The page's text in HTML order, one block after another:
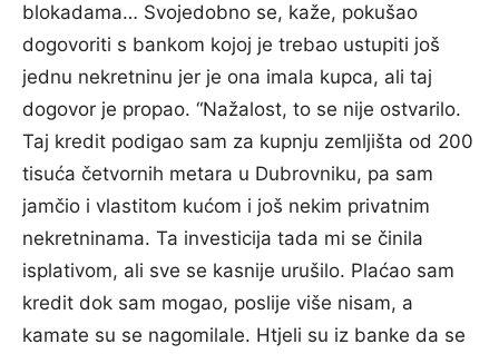
blokadama… Svojedobno se, kaže, pokušao
dogovoriti s bankom kojoj je trebao ustupiti još
jednu nekretninu jer je ona imala kupca, ali taj
dogovor je propao. “Nažalost, to se nije ostvarilo.
Taj kredit podigao sam za kupnju zemljišta od 200
tisuća četvornih metara u Dubrovniku, pa sam
jamčio i vlastitom kućom i još nekim privatnim
nekretninama. Ta investicija tada mi se činila
isplativom, ali sve se kasnije urušilo. Plaćao sam
kredit dok sam mogao, poslije više nisam, a
kamate su se nagomilale. Htjeli su iz banke da se